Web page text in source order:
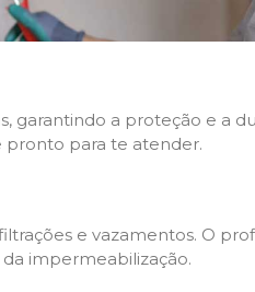
garantindo a proteção e a
pronto para te atender.
e vazamentos. O
impermeabilização.